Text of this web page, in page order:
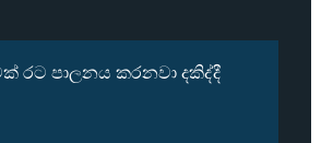
රට පාලනය කරනවා දකිද්දී